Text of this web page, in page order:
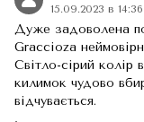
15.09.2023 в 14:36
Дуже задоволена
Graccioza
Світло-сірий колір
килимок чудово
відчувається.